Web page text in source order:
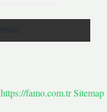
https://famo.com.trSitemap